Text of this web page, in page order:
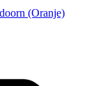
(Oranje)